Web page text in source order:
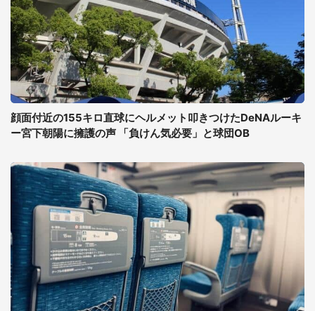
顔面付近の155キロ直球にヘルメット叩きつけたDeNAルーキ
ー宮下朝陽に擁護の声 「負けん気必要」と球団OB